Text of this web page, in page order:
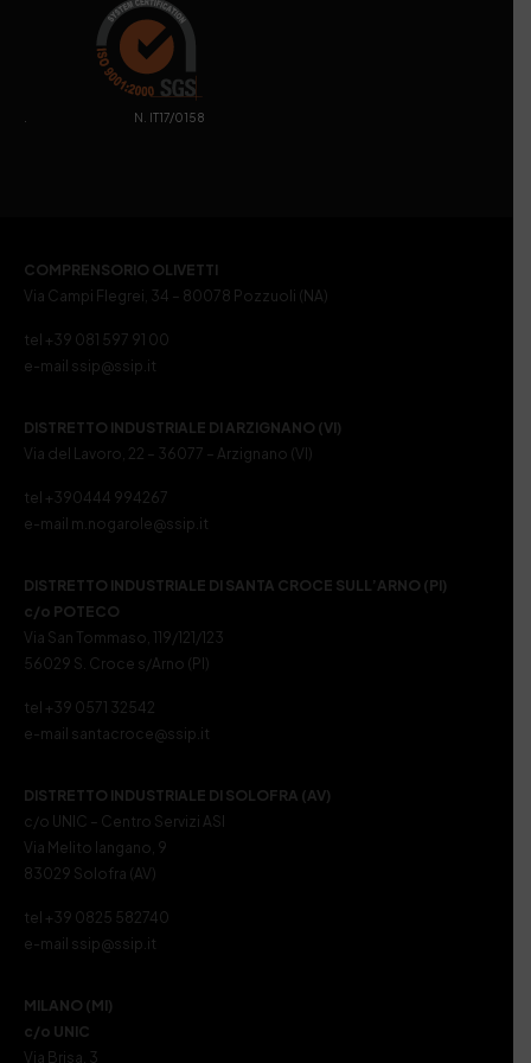
. N. IT17/0158
COMPRENSORIO OLIVETTI
Via Campi Flegrei, 34 – 80078 Pozzuoli (NA)
tel +39 081 597 91 00
e-mail ssip@ssip.it
DISTRETTO INDUSTRIALE DI ARZIGNANO (VI)
Via del Lavoro, 22 – 36077 – Arzignano (VI)
tel +390444 994267
e-mail m.nogarole@ssip.it
DISTRETTO INDUSTRIALE DI SANTA CROCE SULL’ARNO (PI)
c/o POTECO
Via San Tommaso, 119/121/123
56029 S. Croce s/Arno (PI)
tel +39 0571 32542
e-mail santacroce@ssip.it
DISTRETTO INDUSTRIALE DI SOLOFRA (AV)
c/o UNIC – Centro Servizi ASI
Via Melito Iangano, 9
83029 Solofra (AV)
tel +39 0825 582740
e-mail ssip@ssip.it
MILANO (MI)
c/o UNIC
Via Brisa, 3